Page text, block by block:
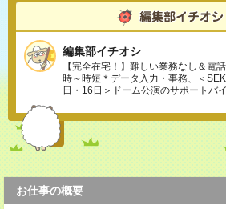
編集部イチオシ
【完全在宅！】難しい業務なし＆電
時～時短＊データ入力・事務、＜
日・16日＞ドーム公演のサポートバ
お仕事の概要